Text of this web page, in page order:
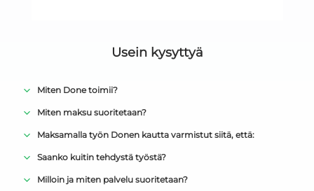
Usein kysyttyä
Miten Done toimii?
Miten maksu suoritetaan?
Maksamalla työn Donen kautta varmistut siitä, että:
Saanko kuitin tehdystä työstä?
Milloin ja miten palvelu suoritetaan?